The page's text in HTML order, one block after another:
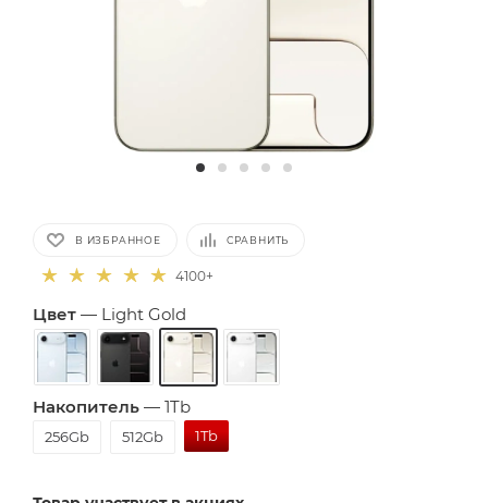
В ИЗБРАННОЕ СРАВНИТЬ
4100+
Цвет — Light Gold
Накопитель — 1Tb
256Gb 512Gb 1Tb